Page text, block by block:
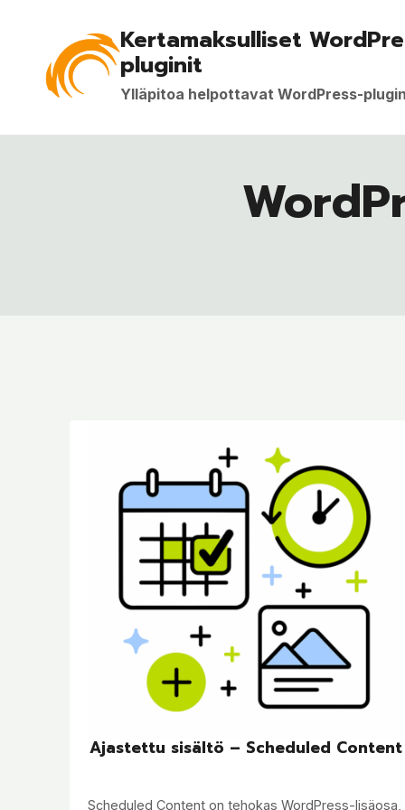
Kertamaksulliset
pluginit
Ylläpitoa helpottavat WordPress-
Ajastettu sisältö – Scheduled Content
Scheduled Content on tehokas WordPress-lisäosa,